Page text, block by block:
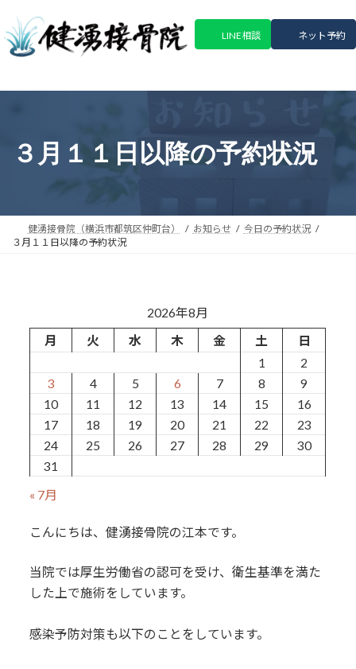
テ
ゲ
LINE相談 ネット予約
３月１１日以降の予約状況
健湧接骨院（横浜市都筑区仲町台） お知らせ
今日の予約状況
３月１１日以降の予約状況
2026年8月
月
火 水 木 金 土
日
1
2
3
4 5 6 7 8
9
10
11 12 13 14 15
16
17
18 19 20 21 22
23
24
25 26 27 28 29
30
31
« 7月
こんにちは、健湧接骨院の江本です。
当院では厚生労働省の認可を受け、衛生基準を満た
した上で施術をしています。
感染予防対策も以下のことをしています。